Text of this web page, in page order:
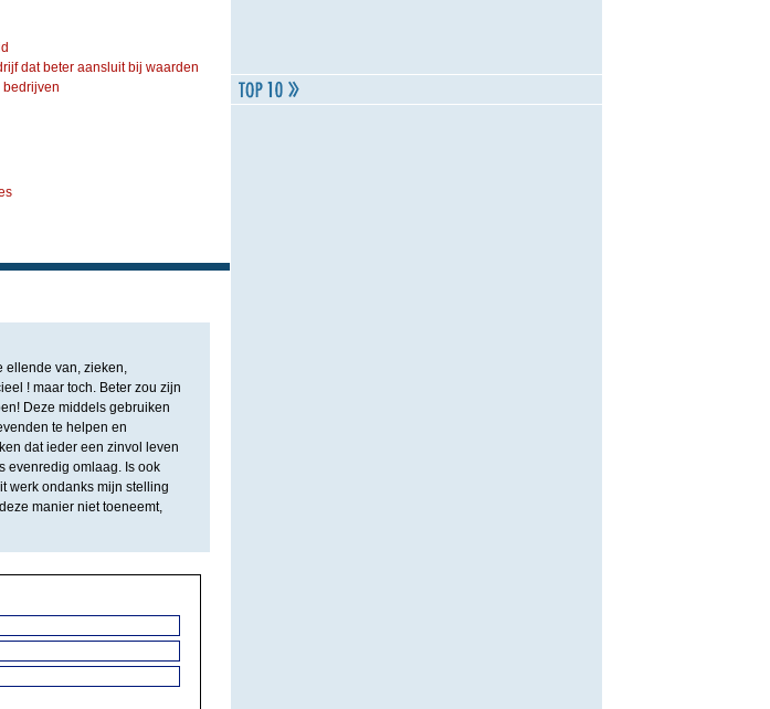
dat beter aansluit bij waarden
bedrijven
ellende van, zieken,
! maar toch. Beter zou zijn
Deze middels gebruiken
te helpen en
dat ieder een zinvol leven
evenredig omlaag. Is ook
werk ondanks mijn stelling
manier niet toeneemt,